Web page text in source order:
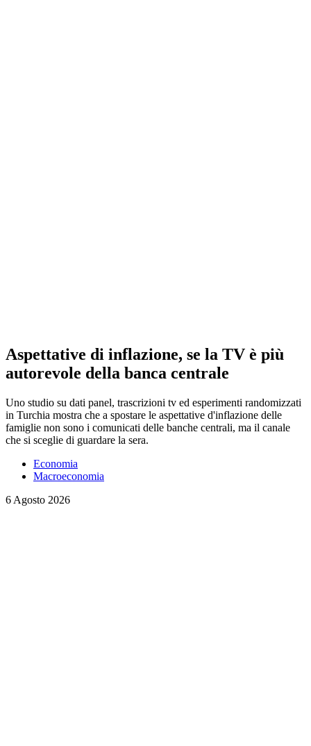
Aspettative di inflazione, se la TV è più
autorevole della banca centrale
Uno studio su dati panel, trascrizioni tv ed esperimenti randomizzati
in Turchia mostra che a spostare le aspettative d'inflazione delle
famiglie non sono i comunicati delle banche centrali, ma il canale
che si sceglie di guardare la sera.
Economia
Macroeconomia
6 Agosto 2026